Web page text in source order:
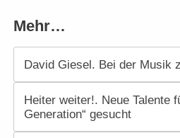
Mehr…
David Giesel. Bei der Musik
Heiter weiter!. Neue Talente
Generation“ gesucht